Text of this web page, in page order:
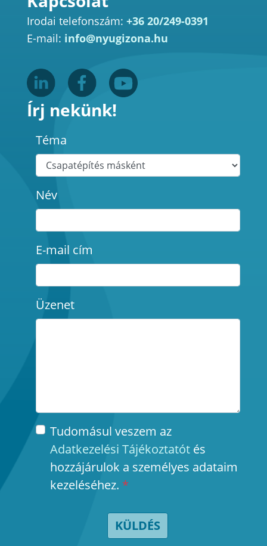
Irodai telefonszám: +36 20/249-0391
E-mail: info@nyugizona.hu
Írj nekünk!
Téma
Név
E-mail cím
Üzenet
Tudomásul veszem az
Adatkezelési Tájékoztatótés
hozzájárulok a személyes adataim
kezeléséhez. *
KÜLDÉS